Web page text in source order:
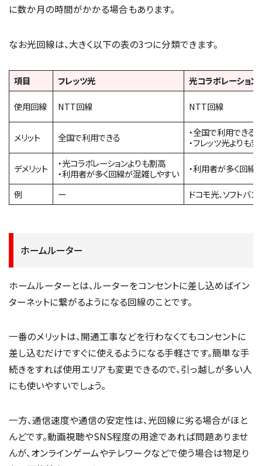
に数か月の時間がかかる場合もあります。
なお光回線は、大きく以下の表の3つに分類できます。
項目 フレッツ光 光コラボレーション
使用回線 NTT回線 NTT回線
メリット 全国で利用できる
・全国で利用できる
・フレッツ光よりも安
デメリット
・光コラボレーションよりも割高
・利用者が多く回線が混雑しやすい
・利用者が多く回線
例 ー ドコモ光、ソフトバ
ホームルーター
ホームルーターとは、ルーターをコンセントに差し込めばイン
ターネットに繋がるようになる回線のことです。
一番のメリットは、開通工事などを行わなくてもコンセントに
差し込むだけですぐに使えるようになる手軽さです。簡単な手
続きをすれば使用エリアも変更できるので、引っ越しが多い人
にも使いやすいでしょう。
一方、通信速度や通信の安定性は、光回線に劣る場合がほと
んどです。動画視聴やSNS程度の用途であれば問題ありませ
んが、オンラインゲームやテレワークなどで使う場合は物足り